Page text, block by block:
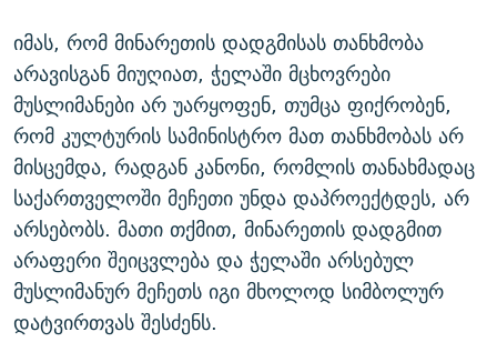
იმას, რომ მინარეთის დადგმისას თანხმობა
არავისგან მიუღიათ, ჭელაში მცხოვრები
მუსლიმანები არ უარყოფენ, თუმცა ფიქრობენ,
რომ კულტურის სამინისტრო მათ თანხმობას არ
მისცემდა, რადგან კანონი, რომლის თანახმადაც
საქართველოში მეჩეთი უნდა დაპროექტდეს, არ
არსებობს. მათი თქმით, მინარეთის დადგმით
არაფერი შეიცვლება და ჭელაში არსებულ
მუსლიმანურ მეჩეთს იგი მხოლოდ სიმბოლურ
დატვირთვას შესძენს.